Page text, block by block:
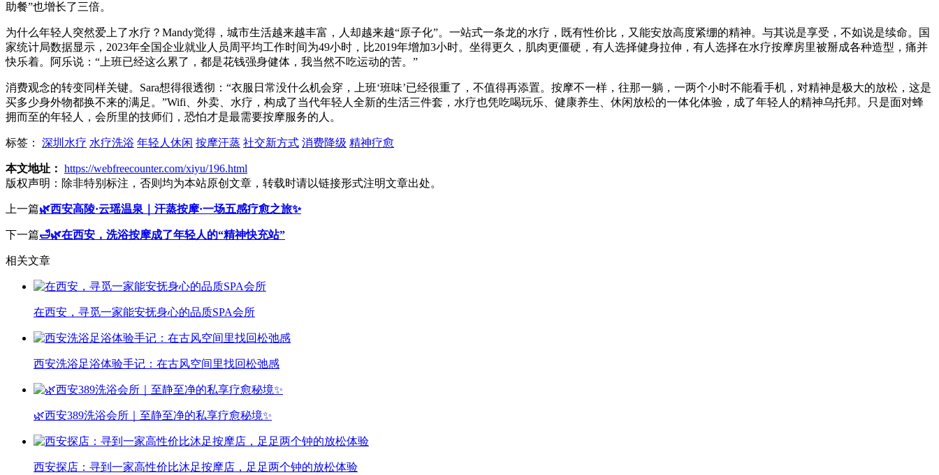
助餐”也增长了三倍。
为什么年轻人突然爱上了水疗？Mandy觉得，城市生活越来越丰富，人却越来越“原子化”。一站式一条龙的水疗，既有性价比，又能安放高度紧绷的精神。与其说是享受，不如说是续命。国
家统计局数据显示，2023年全国企业就业人员周平均工作时间为49小时，比2019年增加3小时。坐得更久，肌肉更僵硬，有人选择健身拉伸，有人选择在水疗按摩房里被掰成各种造型，痛并
快乐着。阿乐说：“上班已经这么累了，都是花钱强身健体，我当然不吃运动的苦。”
消费观念的转变同样关键。Sara想得很透彻：“衣服日常没什么机会穿，上班‘班味’已经很重了，不值得再添置。按摩不一样，往那一躺，一两个小时不能看手机，对精神是极大的放松，这是
买多少身外物都换不来的满足。”Wifi、外卖、水疗，构成了当代年轻人全新的生活三件套，水疗也凭吃喝玩乐、健康养生、休闲放松的一体化体验，成了年轻人的精神乌托邦。只是面对蜂
拥而至的年轻人，会所里的技师们，恐怕才是最需要按摩服务的人。
标签： 深圳水疗 水疗洗浴 年轻人休闲 按摩汗蒸 社交新方式 消费降级 精神疗愈
本文地址： https://webfreecounter.com/xiyu/196.html
版权声明： 除非特别标注，否则均为本站原创文章，转载时请以链接形式注明文章出处。
上一篇🌿西安高陵·云瑶温泉｜汗蒸按摩·一场五感疗愈之旅✨
下一篇🛁🌿在西安，洗浴按摩成了年轻人的“精神快充站”
相关文章
在西安，寻觅一家能安抚身心的品质SPA会所
西安洗浴足浴体验手记：在古风空间里找回松弛感
🌿西安389洗浴会所｜至静至净的私享疗愈秘境✨
西安探店：寻到一家高性价比沐足按摩店，足足两个钟的放松体验